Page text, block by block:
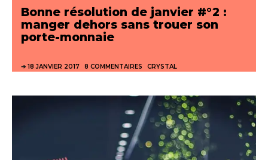
Bonne résolution de janvier #°2 :
manger dehors sans trouer son
porte-monnaie
18 JANVIER 2017 8 COMMENTAIRES CRYSTAL